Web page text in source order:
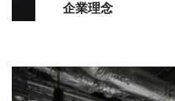
企業理念